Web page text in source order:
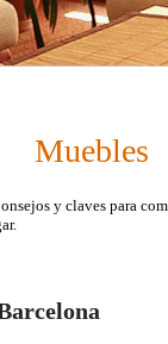
Muebles
y claves para